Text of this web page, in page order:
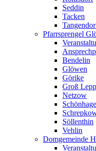
Seddin
Tacken
Pfarrsprengel
Bendelin
Glöwen
Görike
Groß
Netzow
Söllenthin
Vehlin
Domgemeinde